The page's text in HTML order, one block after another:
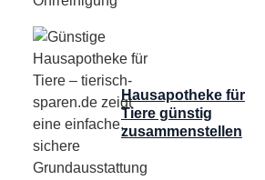
Hausapotheke für
Tiere günstig
zusammenstellen